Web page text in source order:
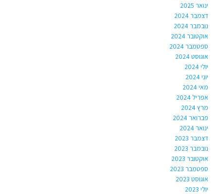
ינואר 2025
דצמבר 2024
נובמבר 2024
אוקטובר 2024
ספטמבר 2024
אוגוסט 2024
יולי 2024
יוני 2024
מאי 2024
אפריל 2024
מרץ 2024
פברואר 2024
ינואר 2024
דצמבר 2023
נובמבר 2023
אוקטובר 2023
ספטמבר 2023
אוגוסט 2023
יולי 2023